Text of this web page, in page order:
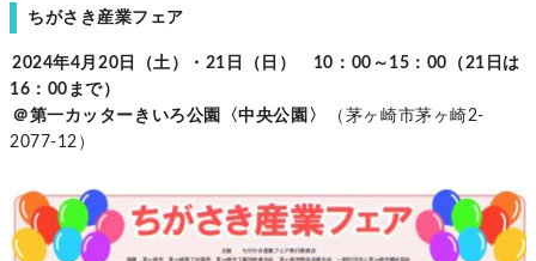
ちがさき産業フェア
2024年4月20日（土）・21日（日） 10：00～15：00（21日は
16：00まで）
＠第一カッターきいろ公園〈中央公園〉
（茅ヶ崎市茅ヶ崎2‐
2077‐12）